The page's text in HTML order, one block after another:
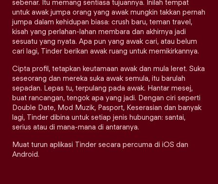
sebenar. Itu memang sentiasa tujuannya. Inilah tempat
untuk awak jumpa orang yang awak mungkin takkan pernah
jumpa dalam kehidupan biasa: crush baru, teman travel,
kisah yang perlahan-lahan membara dan akhirnya jadi
sesuatu yang nyata. Apa pun yang awak cari, atau belum
cari lagi, Tinder berikan awak ruang untuk memikirkannya.
Cipta profil, tetapkan keutamaan awak dan mula leret. Suka
seseorang dan mereka suka awak semula, itu barulah
sepadan. Lepas tu, terpulang pada awak. Hantar mesej,
buat rancangan, tengok apa yang jadi. Dengan ciri seperti
Double Date, Mod Muzik, Pasport, Keserasian dan banyak
lagi, Tinder dibina untuk setiap jenis hubungan: santai,
serius atau di mana-mana di antaranya.
Muat turun aplikasi Tinder secara percuma di iOS dan
Android.